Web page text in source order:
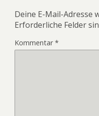
Deine E-Mail-Adresse
Erforderliche Felder
Kommentar*